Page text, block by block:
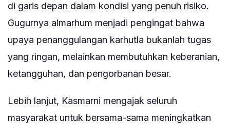
di garis depan dalam kondisi yang penuh risiko.
Gugurnya almarhum menjadi pengingat bahwa
upaya penanggulangan karhutla bukanlah tugas
yang ringan, melainkan membutuhkan keberanian,
ketangguhan, dan pengorbanan besar.
Lebih lanjut, Kasmarni mengajak seluruh
masyarakat untuk bersama-sama meningkatkan